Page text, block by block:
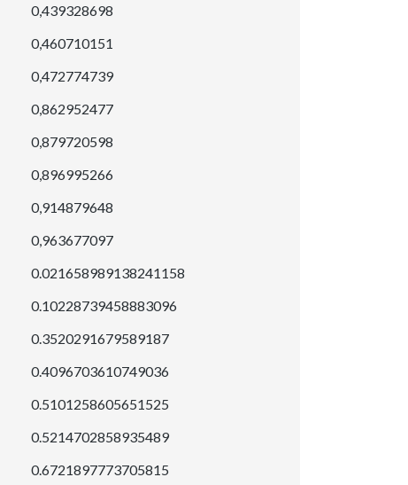
0,439328698
0,460710151
0,472774739
0,862952477
0,879720598
0,896995266
0,914879648
0,963677097
0.021658989138241158
0.10228739458883096
0.3520291679589187
0.4096703610749036
0.5101258605651525
0.5214702858935489
0.6721897773705815